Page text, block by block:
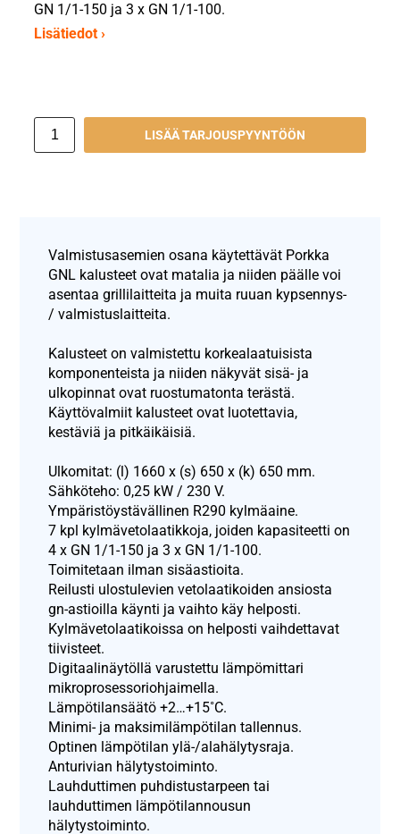
GN 1/1-150 ja 3 x GN 1/1-100.
Lisätiedot ›
LISÄÄ TARJOUSPYYNTÖÖN
Valmistusasemien osana käytettävät Porkka
GNL kalusteet ovat matalia ja niiden päälle voi
asentaa grillilaitteita ja muita ruuan kypsennys-
/ valmistuslaitteita.
Kalusteet on valmistettu korkealaatuisista
komponenteista ja niiden näkyvät sisä- ja
ulkopinnat ovat ruostumatonta terästä.
Käyttövalmiit kalusteet ovat luotettavia,
kestäviä ja pitkäikäisiä.
Ulkomitat: (l) 1660 x (s) 650 x (k) 650 mm.
Sähköteho: 0,25 kW / 230 V.
Ympäristöystävällinen R290 kylmäaine.
7 kpl kylmävetolaatikkoja, joiden kapasiteetti on
4 x GN 1/1-150 ja 3 x GN 1/1-100.
Toimitetaan ilman sisäastioita.
Reilusti ulostulevien vetolaatikoiden ansiosta
gn-astioilla käynti ja vaihto käy helposti.
Kylmävetolaatikoissa on helposti vaihdettavat
tiivisteet.
Digitaalinäytöllä varustettu lämpömittari
mikroprosessoriohjaimella.
Lämpötilansäätö +2…+15˚C.
Minimi- ja maksimilämpötilan tallennus.
Optinen lämpötilan ylä-/alahälytysraja.
Anturivian hälytystoiminto.
Lauhduttimen puhdistustarpeen tai
lauhduttimen lämpötilannousun
hälytystoiminto.